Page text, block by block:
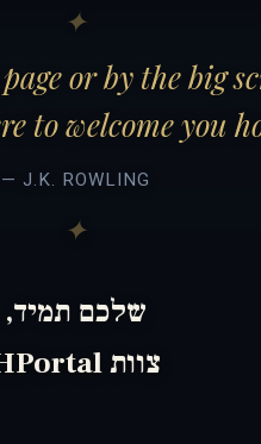
or by the big
to welcome you
— J.K. ROWLING
שלכם תמיד,
צוות HPortal